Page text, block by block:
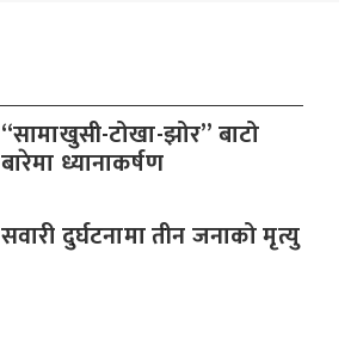
“सामाखुसी-टोखा-झोर” बाटो
बारेमा ध्यानाकर्षण
सवारी दुर्घटनामा तीन जनाको मृत्यु